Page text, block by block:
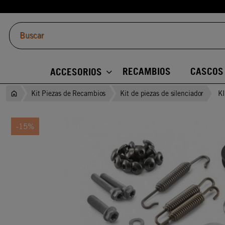
ACCESORIOS RECAMBIOS CASCOS
Kit Piezas de Recambios Kit de piezas de silenciador
-15%